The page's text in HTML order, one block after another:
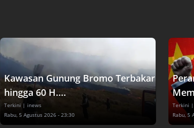
Kawasan Gunung Bromo Terbakar
hingga 60 H....
Terkini | inews
Rabu, 5 Agustus 2026 - 23:30
Terkini
Rabu, 5